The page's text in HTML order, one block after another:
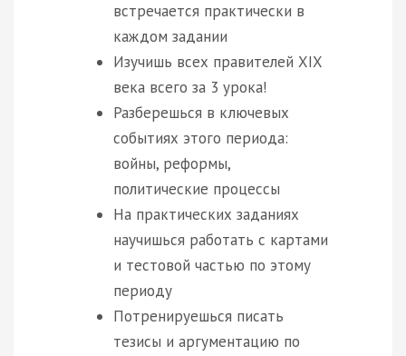
встречается практически в
каждом задании
Изучишь всех правителей XIX
века всего за 3 урока!
Разберешься в ключевых
событиях этого периода:
войны, реформы,
политические процессы
На практических заданиях
научишься работать с картами
и тестовой частью по этому
периоду
Потренируешься писать
тезисы и аргументацию по